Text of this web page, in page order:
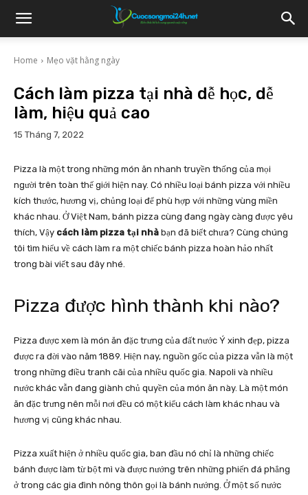
Home Mẹo vặt hằng ngày
Cách làm pizza tại nhà dễ học, dễ
làm, hiệu quả cao
15 Tháng 7, 2022
Pizza là một trong những món ăn nhanh truyền thống của mọi
người trên toàn thế giới hiện nay. Có nhiều loại bánh pizza với nhiều
kích thước, hương vị, chủng loại để phù hợp với những vùng miền
khác nhau. Ở Việt Nam, bánh pizza cùng đang ngày càng được yêu
thích, Vậy cách làm pizza tại nhà bạn đã biết chưa? Cùng chúng
tôi tìm hiểu về cách làm ra một chiếc bánh pizza hoàn hảo nhất
trong bài viết sau đây nhé.
Pizza được hình thành khi nào?
Pizza được xem là món ăn đặc trưng của đất nước Ý xinh đẹp, pizza
được ra đời vào năm 1889. Hiện nay, nguồn gốc của pizza vẫn là một
trong những điều tranh cãi của nhiều quốc gia. Napoli và nhiều
nước khác vẫn đang giành chủ quyền của món ăn này. Là một món
ăn đặc trưng nên mỗi nơi đều có một kiểu cách làm khác nhau và
hương vị cũng khác nhau.
Pizza xuất hiện ở nhiều quốc gia, ban đầu nó chỉ là những chiếc
bánh được làm từ bột mì và được nướng trên những phiến đá phẳng
ở trong các gia đình nông thôn gọi là bánh nướng. Ở một số nước